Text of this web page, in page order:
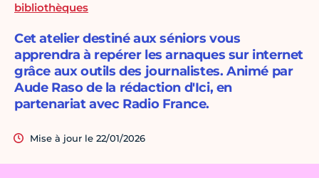
bibliothèques
Cet atelier destiné aux séniors vous
apprendra à repérer les arnaques sur internet
grâce aux outils des journalistes. Animé par
Aude Raso de la rédaction d'Ici, en
partenariat avec Radio France.
Mise à jour le 22/01/2026